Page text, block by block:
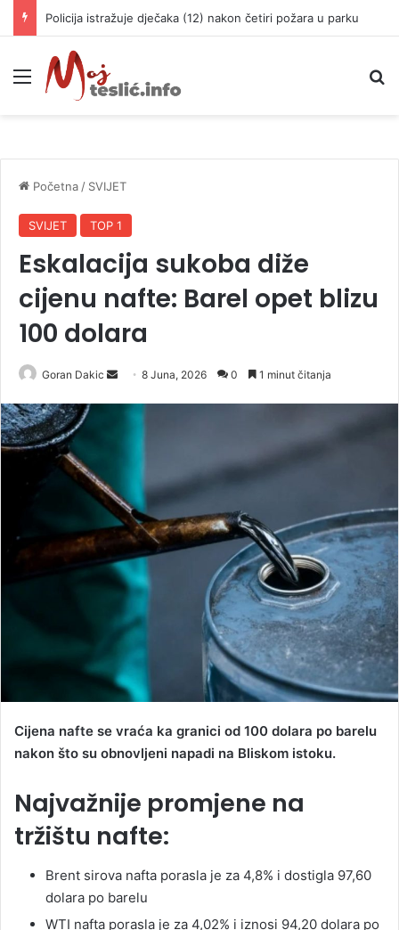
Policija istražuje dječaka (12) nakon četiri požara u parku
Meni
Početna / SVIJET
SVIJET TOP 1
Eskalacija sukoba diže
cijenu nafte: Barel opet blizu
100 dolara
Goran Dakic
e
m
i
8 Juna, 2026 0 1 minut čitanja
Cijena nafte se vraća ka granici od 100 dolara po barelu
nakon što su obnovljeni napadi na Bliskom istoku.
Najvažnije promjene na
tržištu nafte:
Brent sirova nafta porasla je za 4,8% i dostigla 97,60
dolara po barelu
WTI nafta porasla je za 4,02% i iznosi 94,20 dolara po